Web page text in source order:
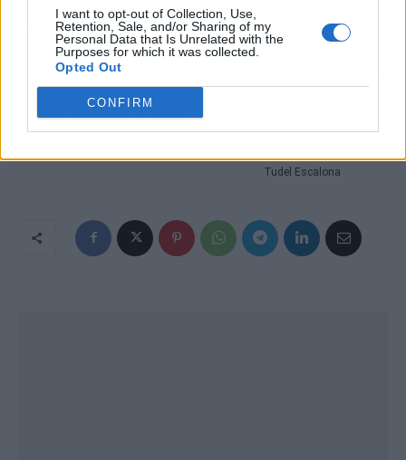
I want to opt-out of Collection, Use,
Retention, Sale, and/or Sharing of my
Personal Data that Is Unrelated with the
Purposes for which it was collected.
Opted Out
CONFIRM
económicos de mercado.
Artículo anterior
ÓptimaLED ofrece
dispositivos LED para
una mejor iluminación
ciberseguridad, de la
Tudel Escalona